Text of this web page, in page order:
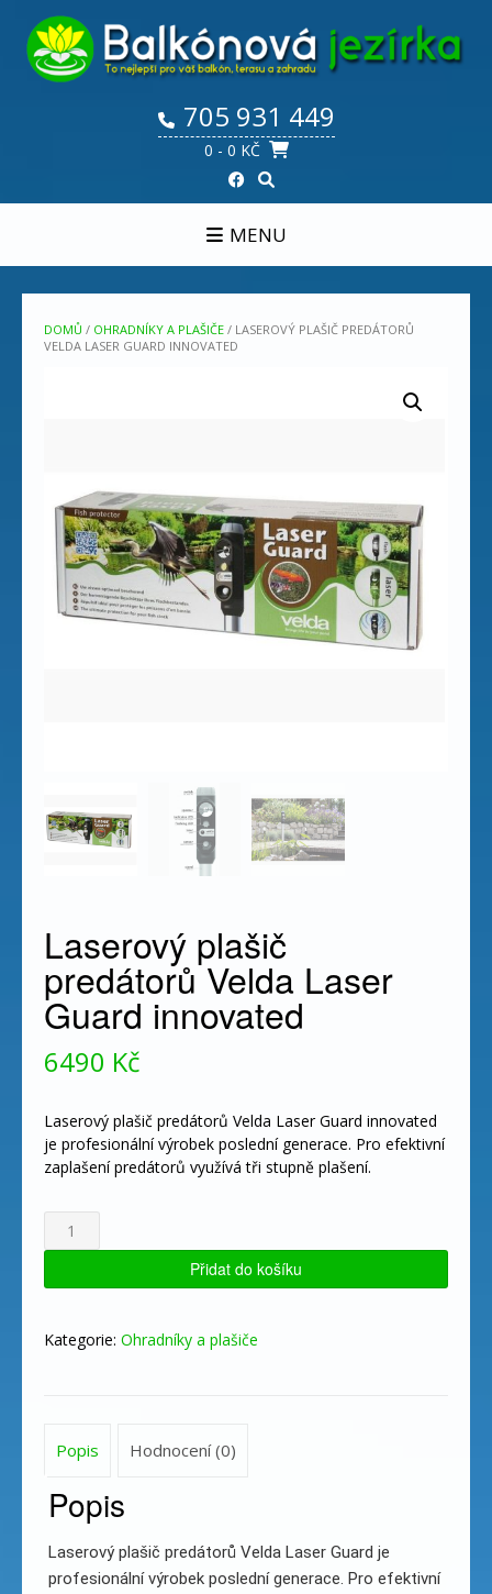
content
705 931 449
0 - 0 KČ
MENU
DOMŮ / OHRADNÍKY A PLAŠIČE / LASEROVÝ PLAŠIČ PREDÁTORŮ
VELDA LASER GUARD INNOVATED
Laserový plašič
predátorů Velda Laser
Guard innovated
6490 Kč
Laserový plašič predátorů Velda Laser Guard innovated
je profesionální výrobek poslední generace. Pro efektivní
zaplašení predátorů využívá tři stupně plašení.
Laserový
plašič
Velda
Guard
Přidat do košíku
Kategorie: Ohradníky a plašiče
Popis Hodnocení (0)
Popis
Laserový plašič predátorů Velda Laser Guard je
profesionální výrobek poslední generace. Pro efektivní